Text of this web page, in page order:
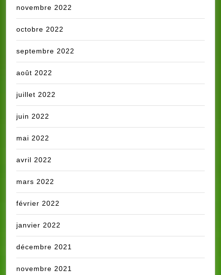
novembre 2022
octobre 2022
septembre 2022
août 2022
juillet 2022
juin 2022
mai 2022
avril 2022
mars 2022
février 2022
janvier 2022
décembre 2021
novembre 2021